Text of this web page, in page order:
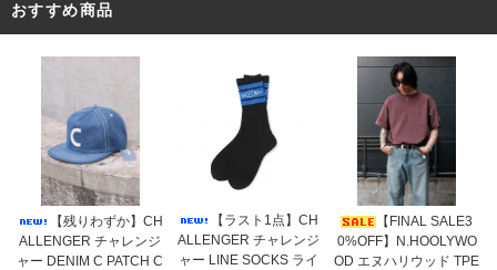
おすすめ商品
【残りわずか】CH
ALLENGER チャレンジ
ャー DENIM C PATCH C
【ラスト1点】CH
ALLENGER チャレンジ
ャー LINE SOCKS ライ
【FINAL SALE3
0%OFF】N.HOOLYWO
OD エヌハリウッド TPE